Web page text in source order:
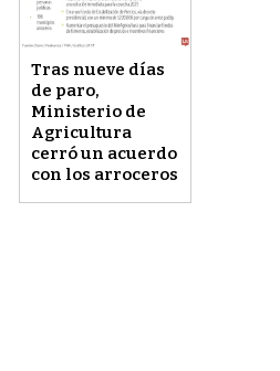
Tras nueve días
de paro,
Ministerio de
Agricultura
cerró un acuerdo
con los arroceros